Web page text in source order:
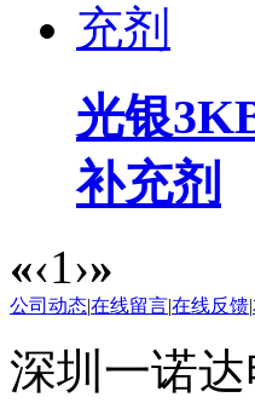
光银
补充剂
«‹1›»
公司动态|在线留言|在线反馈|
深圳一诺